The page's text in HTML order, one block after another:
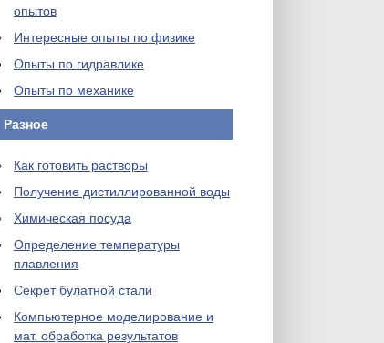
опытов
Интересные опыты по физике
Опыты по гидравлике
Опыты по механике
Разное
Как готовить растворы
Получение дистиллированной воды
Химическая посуда
Определение температуры
плавления
Секрет булатной стали
Компьютерное моделирование и
мат. обработка результатов